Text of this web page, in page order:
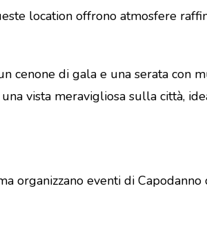
location offrono atmosfere
cenone di gala e una serata con
vista meravigliosa sulla città,
organizzano eventi di Capodanno